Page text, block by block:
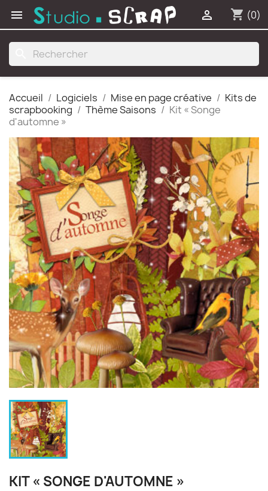
 shopping_cart (0)

Accueil Logiciels Mise en page créative
Kits de
scrapbooking
Thème Saisons
Kit « Songe
d'automne »
KIT « SONGE D'AUTOMNE »